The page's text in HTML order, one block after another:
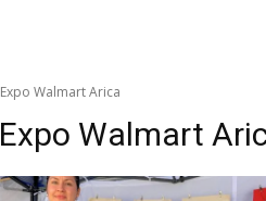
Expo Walmart Arica
Expo Walmart